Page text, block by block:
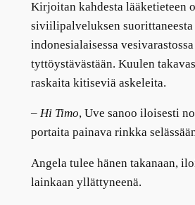
Kirjoitan kahdesta lääketieteen
siviilipalveluksen suorittaneesta
indonesialaisessa
tyttöystävästään. Kuulen
raskaita kitiseviä askeleita.
–Hi Timo, Uve sanoo iloisesti
portaita painava rinkka
Angela tulee hänen takanaan,
lainkaan yllättyneenä.